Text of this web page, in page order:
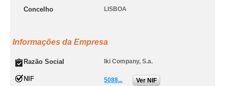
Concelho LISBOA
Informações da Empresa
Razão Social Iki Company, S.a.
NIF 5088... Ver NIF